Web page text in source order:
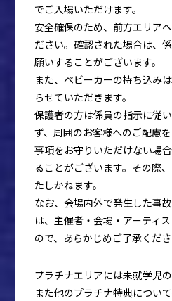
でご入場いただけます。
安全確保のため、前方エリア
ださい。確認された場合は、
願いすることがございます。
また、ベビーカーの持ち込み
らせていただきます。
保護者の方は係員の指示に従
ず、周囲のお客様へのご配慮
事項をお守りいただけない場
ることがございます。その際
たしかねます。
なお、会場内外で発生した事
は、主催者・会場・アーティ
ので、あらかじめご了承くださ
プラチナエリアには未就学児
また他のプラチナ特典につい